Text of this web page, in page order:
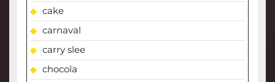
cake
carnaval
carry slee
chocola